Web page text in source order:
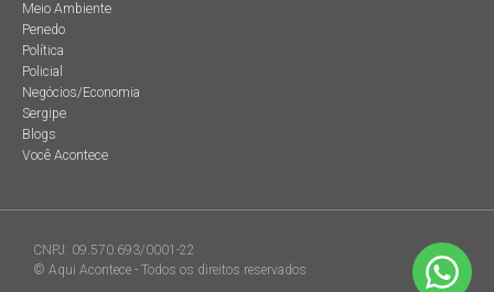
Meio Ambiente
Penedo
Política
Policial
Negócios/Economia
Sergipe
Blogs
Você Acontece
CNPJ: 09.570.693/0001-22
© Aqui Acontece - Todos os direitos reservados